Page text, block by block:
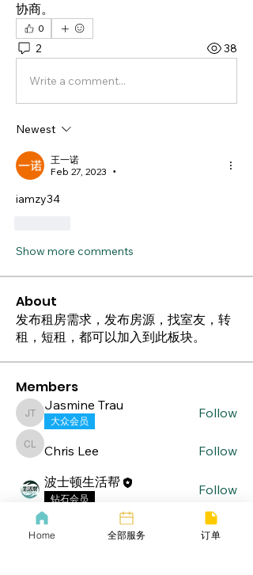
协商。
0
2 38
Write a comment...
Newest
王一诺
Feb 27, 2023
•
iamzy34
Show more comments
About
发布租房需求，发布房源，找室友，转
租，短租，都可以加入到此板块。
Members
Jasmine Trau
Jasmine Trau
大众会员
Follow
Chris Lee
Chris Lee
Follow
波士顿生活帮
钻石会员
Follow
See All Members (3)
Home 全部服务 订单